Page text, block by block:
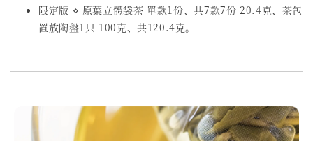
限定版 ⋄ 原葉立體袋茶 單款1份、共7款7份 20.4克、茶包
置放陶盤1只 100克、共120.4克。